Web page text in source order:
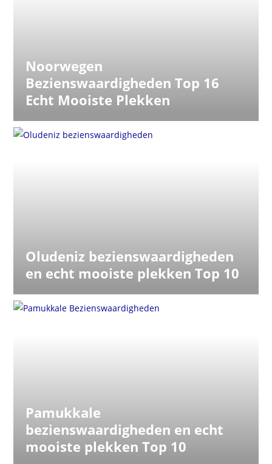
Noorwegen
Bezienswaardigheden Top 16
Echt Mooiste Plekken
Oludeniz bezienswaardigheden
en echt mooiste plekken Top 10
Pamukkale
bezienswaardigheden en echt
mooiste plekken Top 10